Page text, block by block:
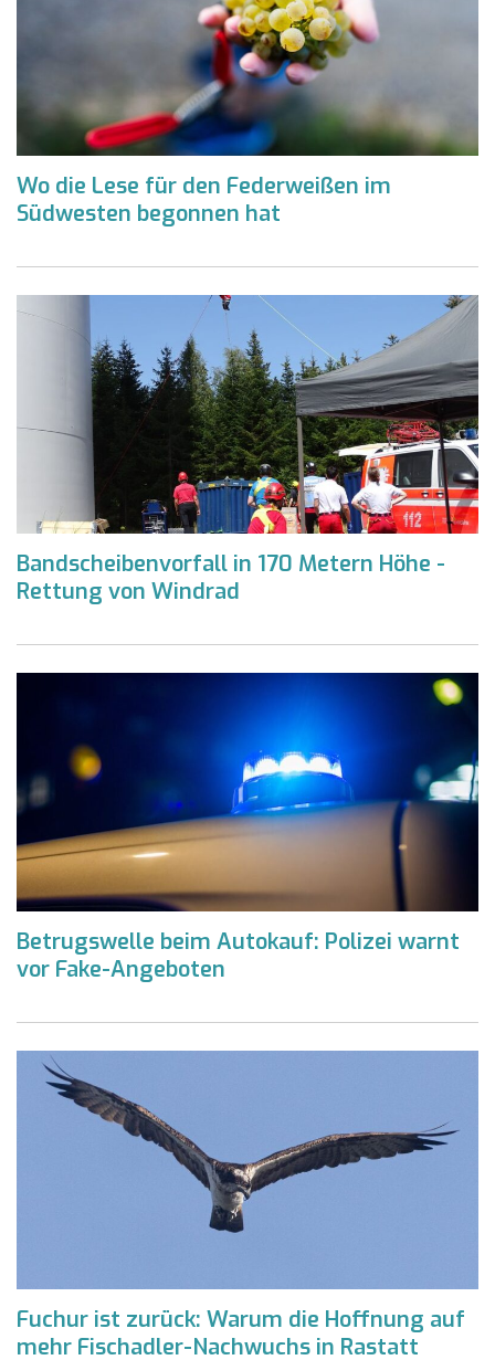
Wo die Lese für den Federweißen im
Südwesten begonnen hat
Bandscheibenvorfall in 170 Metern Höhe -
Rettung von Windrad
Betrugswelle beim Autokauf: Polizei warnt
vor Fake-Angeboten
Fuchur ist zurück: Warum die Hoffnung auf
mehr Fischadler-Nachwuchs in Rastatt